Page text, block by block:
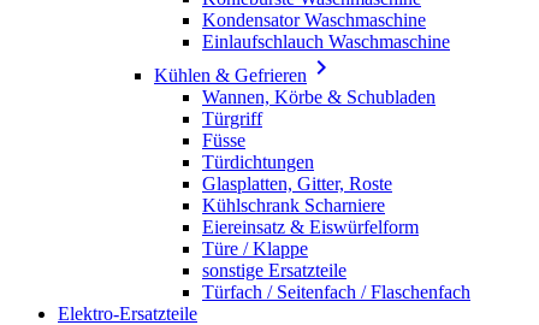
Kondensator Waschmaschine
Einlaufschlauch Waschmaschine
Kühlen & Gefrieren 
Wannen, Körbe & Schubladen
Türgriff
Füsse
Türdichtungen
Glasplatten, Gitter, Roste
Kühlschrank Scharniere
Eiereinsatz & Eiswürfelform
Türe / Klappe
sonstige Ersatzteile
Türfach / Seitenfach / Flaschenfach
Elektro-Ersatzteile